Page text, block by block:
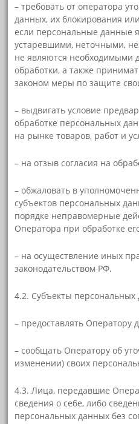
– требовать от оператора
данных, их блокирования
если персональные данные
устаревшими, неточными,
не являются необходимыми
обработки, а также
законом меры по защите
– выдвигать условие
обработке персональных
на рынке товаров, работ и
– на отзыв согласия на
– обжаловать в
субъектов персональных
порядке неправомерные
Оператора при обработке
– на осуществление иных
законодательством РФ.
4.2. Субъекты
– предоставлять Оператору
– сообщать Оператору об
изменении) своих
4.3. Лица, передавшие
сведения о себе, либо
персональных данных без